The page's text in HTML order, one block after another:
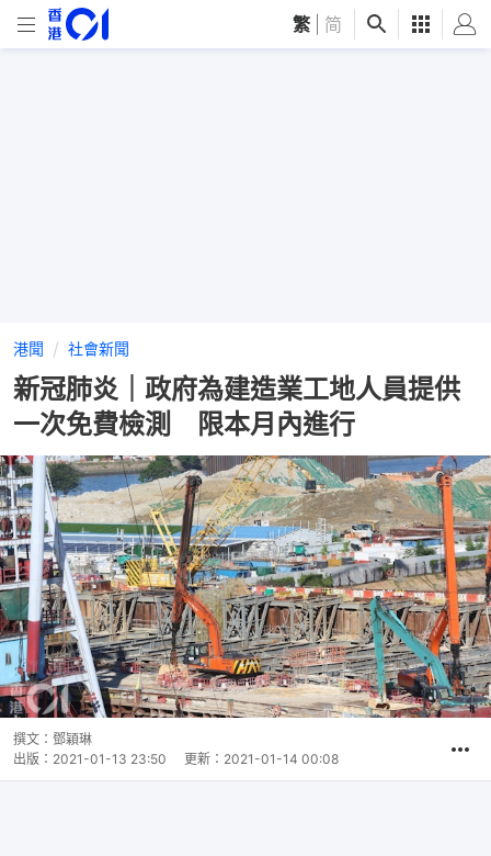
繁 简
港聞 社會新聞
新冠肺炎｜政府為建造業工地人員提供
一次免費檢測 限本月內進行
撰文： 鄧穎琳
出版： 2021-01-13 23:50 更新： 2021-01-14 00:08